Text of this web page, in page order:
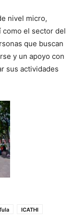
nivel micro,
como el sector del
que buscan
y un apoyo con
sus actividades
ICATHI